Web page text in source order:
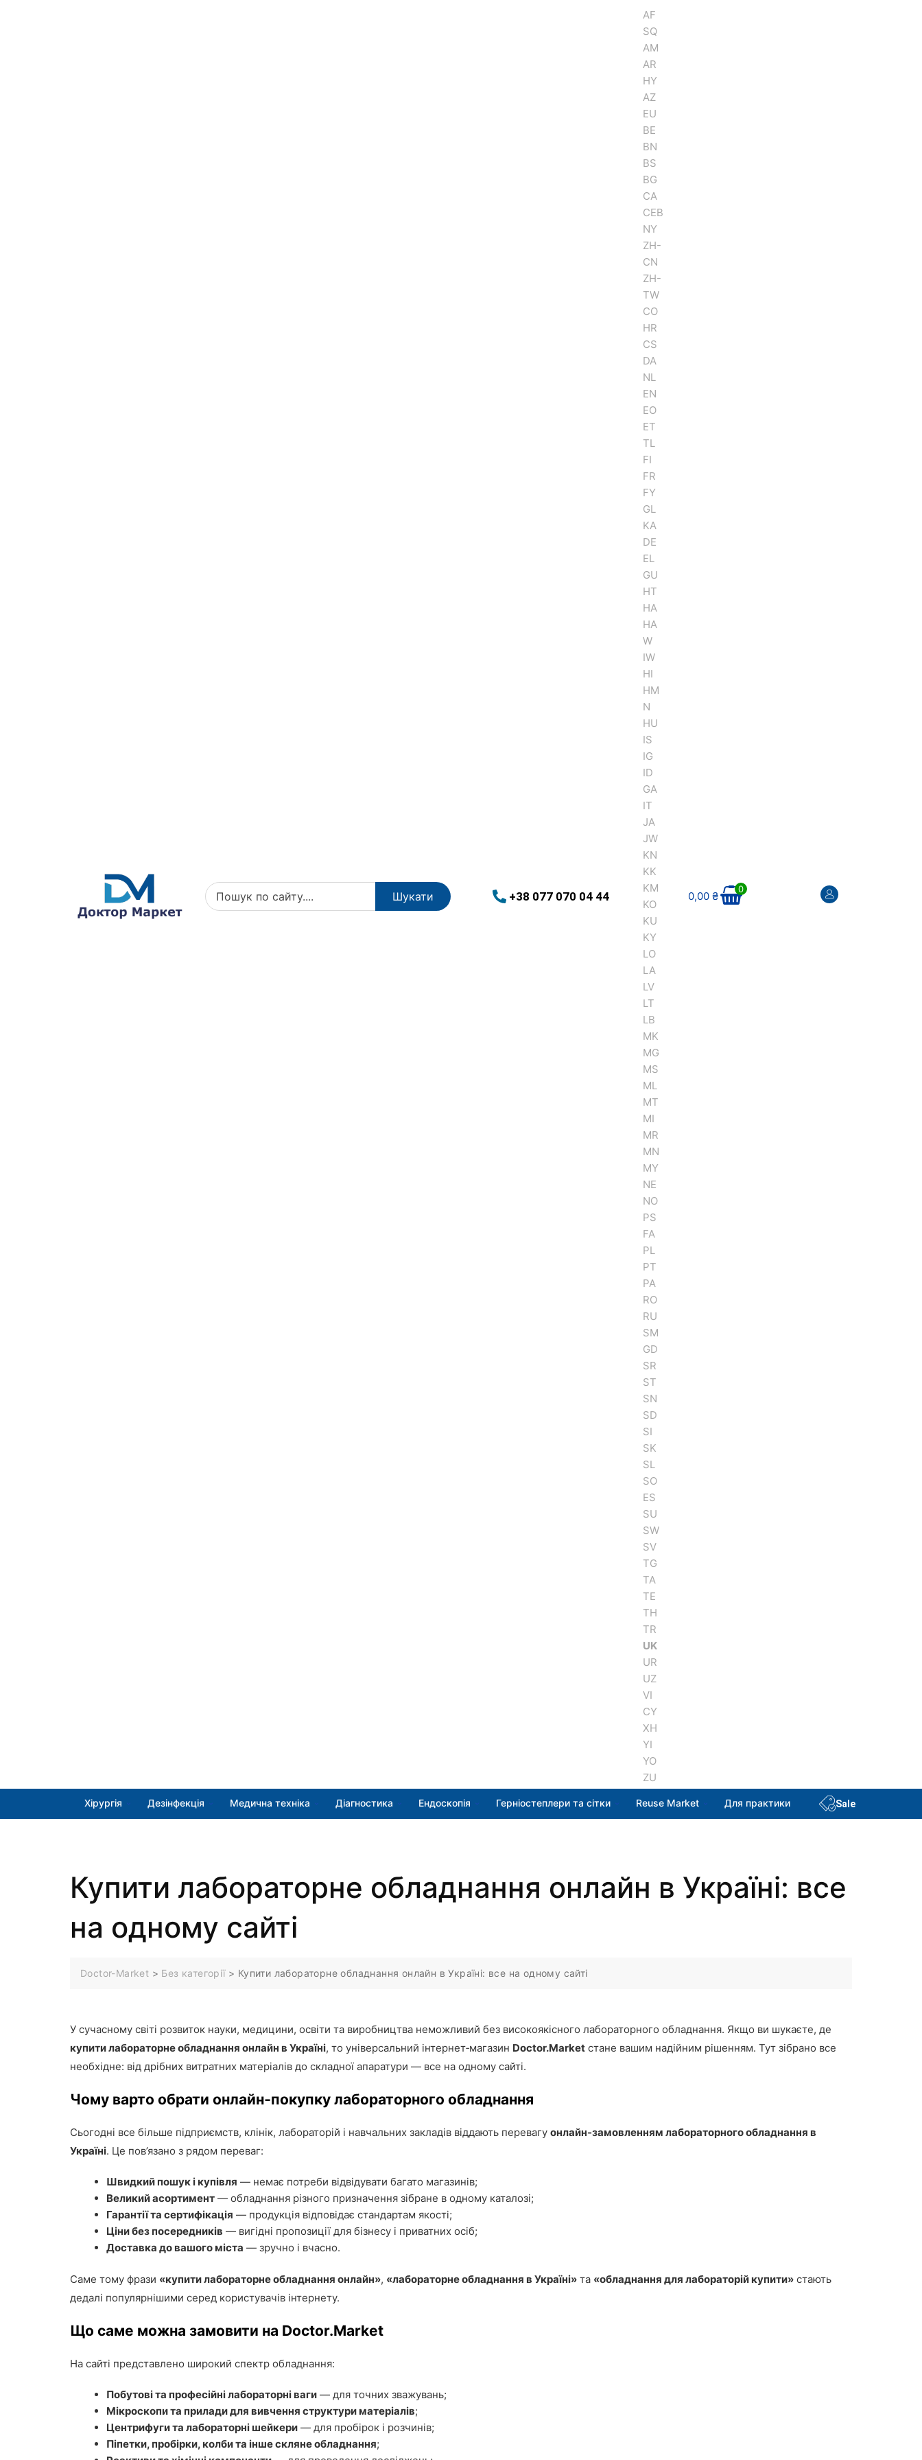
Шукати +38 077 070 04 44
AF
SQ
AM
AR
HY
AZ
EU
BE
BN
BS
BG
CA
CEB
NY
ZH-
CN
ZH-
TW
CO
HR
CS
DA
NL
EN
EO
ET
TL
FI
FR
FY
GL
KA
DE
EL
GU
HT
HA
HA
W
IW
HI
HM
N
HU
IS
IG
ID
GA
IT
JA
JW
KN
KK
KM
KO
KU
KY
LO
LA
LV
LT
LB
MK
MG
MS
ML
MT
MI
MR
MN
MY
NE
NO
PS
FA
PL
PT
PA
RO
RU
SM
GD
SR
ST
SN
SD
SI
SK
SL
SO
ES
SU
SW
SV
TG
TA
TE
TH
TR
UK
UR
UZ
VI
CY
XH
YI
YO
ZU
0,00₴
0
Хірургія Дезінфекція Медична техніка Діагностика Ендоскопія Герніостеплери та сітки Reuse Market Для практики Sale
Купити лабораторне обладнання онлайн в Україні: все
на одному сайті
Doctor-Market > Без категорії> Купити лабораторне обладнання онлайн в Україні: все на одному сайті
У сучасному світі розвиток науки, медицини, освіти та виробництва неможливий без високоякісного лабораторного обладнання. Якщо ви шукаєте, де
купити лабораторне обладнання онлайн в Україні, то універсальний інтернет‑магазин Doctor.Market стане вашим надійним рішенням. Тут зібрано все
необхідне: від дрібних витратних матеріалів до складної апаратури — все на одному сайті.
Чому варто обрати онлайн‑покупку лабораторного обладнання
Сьогодні все більше підприємств, клінік, лабораторій і навчальних закладів віддають перевагу онлайн‑замовленням лабораторного обладнання в
Україні. Це пов’язано з рядом переваг:
Швидкий пошук і купівля — немає потреби відвідувати багато магазинів;
Великий асортимент — обладнання різного призначення зібране в одному каталозі;
Гарантії та сертифікація — продукція відповідає стандартам якості;
Ціни без посередників — вигідні пропозиції для бізнесу і приватних осіб;
Доставка до вашого міста — зручно і вчасно.
Саме тому фрази «купити лабораторне обладнання онлайн», «лабораторне обладнання в Україні» та «обладнання для лабораторій купити» стають
дедалі популярнішими серед користувачів інтернету.
Що саме можна замовити на Doctor.Market
На сайті представлено широкий спектр обладнання:
Побутові та професійні лабораторні ваги — для точних зважувань;
Мікроскопи та прилади для вивчення структури матеріалів;
Центрифуги та лабораторні шейкери — для пробірок і розчинів;
Піпетки, пробірки, колби та інше скляне обладнання;